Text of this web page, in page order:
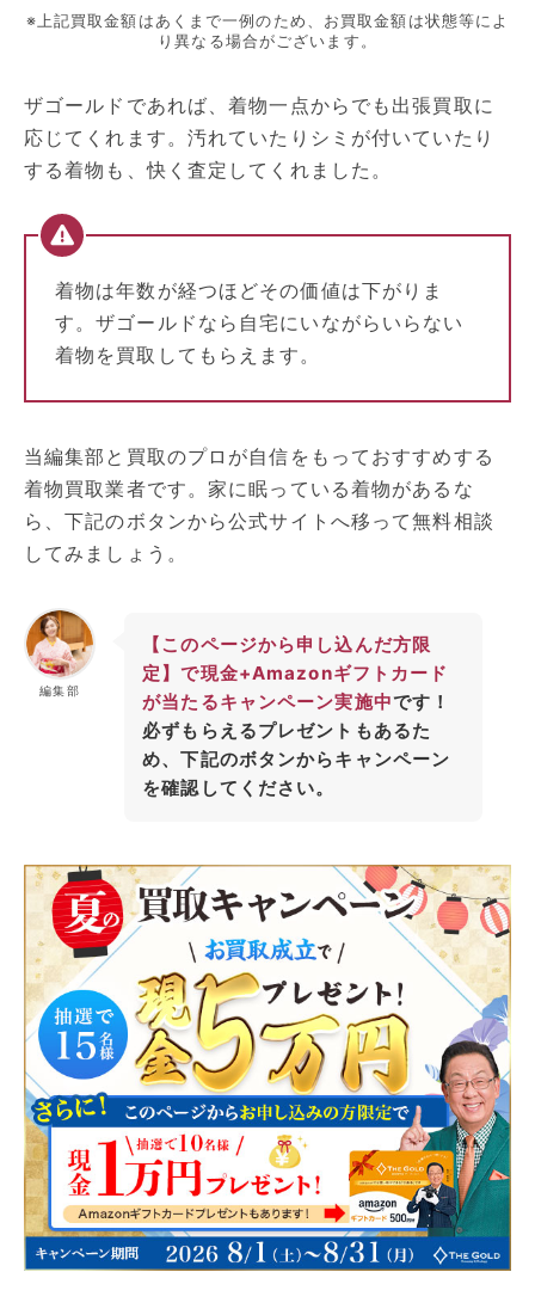
※上記買取金額はあくまで一例のため、お買取金額は状態等によ
り異なる場合がございます。
ザゴールドであれば、着物一点からでも出張買取に
応じてくれます。汚れていたりシミが付いていたり
する着物も、快く査定してくれました。
着物は年数が経つほどその価値は下がりま
す。ザゴールドなら自宅にいながらいらない
着物を買取してもらえます。
当編集部と買取のプロが自信をもっておすすめする
着物買取業者です。家に眠っている着物があるな
ら、下記のボタンから公式サイトへ移って無料相談
してみましょう。
編集部
【このページから申し込んだ方限
定】で現金+Amazonギフトカード
が当たるキャンペーン実施中です！
必ずもらえるプレゼントもあるた
め、下記のボタンからキャンペーン
を確認してください。